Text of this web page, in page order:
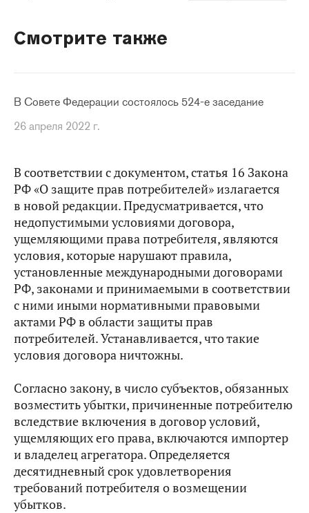
Смотрите также
В Совете Федерации состоялось 524-е заседание
26 апреля 2022 г.
В соответствии с документом, статья 16 Закона
РФ «О защите прав потребителей» излагается
в новой редакции. Предусматривается, что
недопустимыми условиями договора,
ущемляющими права потребителя, являются
условия, которые нарушают правила,
установленные международными договорами
РФ, законами и принимаемыми в соответствии
с ними иными нормативными правовыми
актами РФ в области защиты прав
потребителей. Устанавливается, что такие
условия договора ничтожны.
Согласно закону, в число субъектов, обязанных
возместить убытки, причиненные потребителю
вследствие включения в договор условий,
ущемляющих его права, включаются импортер
и владелец агрегатора. Определяется
десятидневный срок удовлетворения
требований потребителя о возмещении
убытков.